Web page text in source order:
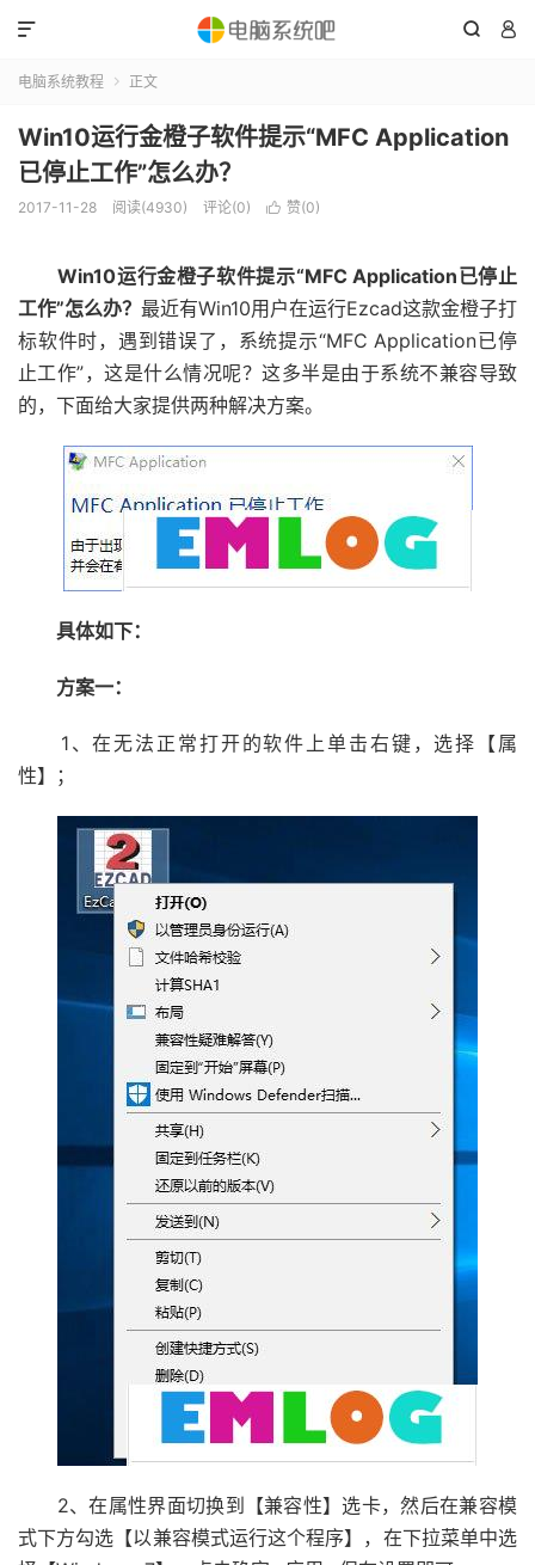
 

电脑系统教程  正文
Win10运行金橙子软件提示“MFC Application
已停止工作”怎么办？
2017-11-28 阅读(4930) 评论(0)  赞(0)
Win10运行金橙子软件提示“MFC Application已停止
工作”怎么办？ 最近有Win10用户在运行Ezcad这款金橙子打
标软件时，遇到错误了，系统提示“MFC Application已停
止工作”，这是什么情况呢？这多半是由于系统不兼容导致
的，下面给大家提供两种解决方案。
具体如下：
方案一：
1、在无法正常打开的软件上单击右键，选择【属
性】；
2、在属性界面切换到【兼容性】选卡，然后在兼容模
式下方勾选【以兼容模式运行这个程序】，在下拉菜单中选